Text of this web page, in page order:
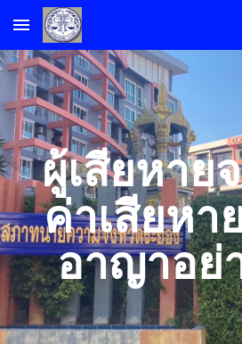
Skip to main content
ผู้เสียหาย
ค่าเสียหา
อาญาอย่